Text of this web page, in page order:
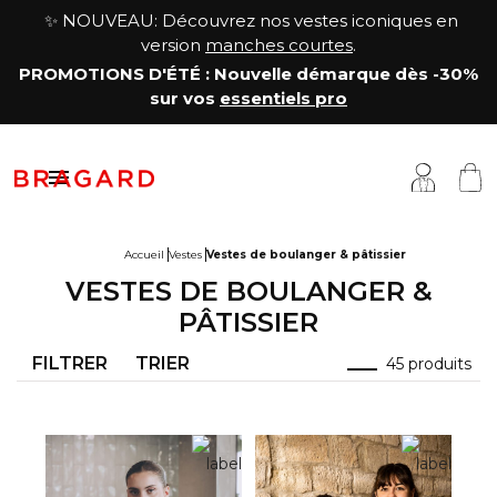
✨ NOUVEAU: Découvrez nos vestes iconiques en
version manches courtes.
PROMOTIONS D'ÉTÉ : Nouvelle démarque dès -30%
sur vos essentiels pro

& Chasubles
& Chaussettes
cuisine
fromager
service & hôtellerie
médicale
Maison
faire
& Collaborations
Accueil Vestes Vestes de boulanger & pâtissier
VESTES DE BOULANGER &
PÂTISSIER
FILTRER TRIER 45 produits